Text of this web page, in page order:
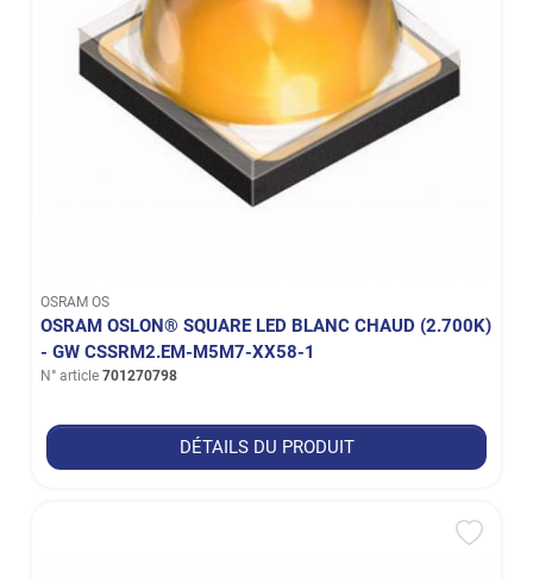
OSRAM OS
OSRAM OSLON® SQUARE LED BLANC CHAUD (2.700K)
- GW CSSRM2.EM-M5M7-XX58-1
N° article 701270798
DÉTAILS DU PRODUIT